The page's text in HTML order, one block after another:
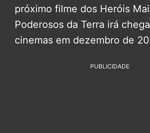
próximo filme dos Heróis
Poderosos da Terra irá
cinemas em dezembro de
PUBLICIDADE